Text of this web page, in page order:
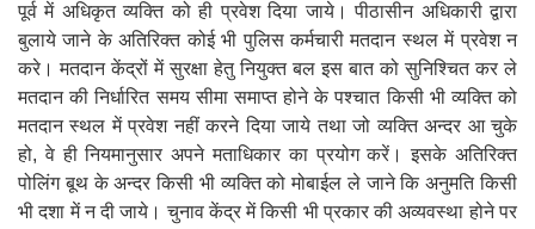
पूर्व में अधिकृत व्यक्ति को ही प्रवेश दिया जाये। पीठासीन अधिकारी द्वारा
बुलाये जाने के अतिरिक्त कोई भी पुलिस कर्मचारी मतदान स्थल में प्रवेश न
करे। मतदान केंद्रों में सुरक्षा हेतु नियुक्त बल इस बात को सुनिश्चित कर ले
मतदान की निर्धारित समय सीमा समाप्त होने के पश्चात किसी भी व्यक्ति को
मतदान स्थल में प्रवेश नहीं करने दिया जाये तथा जो व्यक्ति अन्दर आ चुके
हो, वे ही नियमानुसार अपने मताधिकार का प्रयोग करें। इसके अतिरिक्त
पोलिंग बूथ के अन्दर किसी भी व्यक्ति को मोबाईल ले जाने कि अनुमति किसी
भी दशा में न दी जाये। चुनाव केंद्र में किसी भी प्रकार की अव्यवस्था होने पर